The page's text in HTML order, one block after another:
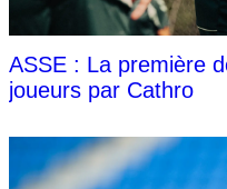
ASSE : La première
joueurs par Cathro